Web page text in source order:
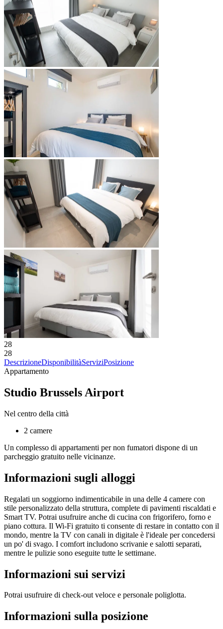
28
28
DescrizioneDisponibilitàServiziPosizione
Appartamento
Studio Brussels Airport
Nel centro della città
2 camere
Un complesso di appartamenti per non fumatori dispone di un
parcheggio gratuito nelle vicinanze.
Informazioni sugli alloggi
Regalati un soggiorno indimenticabile in una delle 4 camere con
stile personalizzato della struttura, complete di pavimenti riscaldati e
Smart TV. Potrai usufruire anche di cucina con frigorifero, forno e
piano cottura. Il Wi-Fi gratuito ti consente di restare in contatto con il
mondo, mentre la TV con canali in digitale è l'ideale per concedersi
un po' di svago. I comfort includono scrivanie e salotti separati,
mentre le pulizie sono eseguite tutte le settimane.
Informazioni sui servizi
Potrai usufruire di check-out veloce e personale poliglotta.
Informazioni sulla posizione